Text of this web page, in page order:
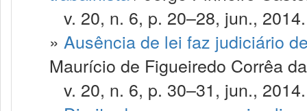
v. 20, n. 6, p. 20–28, jun., 2014.
» Ausência de lei faz judiciário
Maurício de Figueiredo Corrêa
v. 20, n. 6, p. 30–31, jun., 2014.